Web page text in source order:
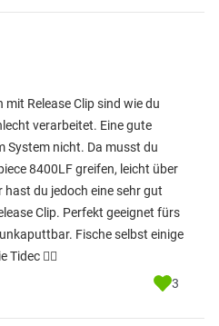
mit Release Clip sind wie du
verarbeitet. Eine gute
System nicht. Da musst du
8400LF greifen, leicht über
du jedoch eine sehr gut
Clip. Perfekt geeignet fürs
Fische selbst einige
Tidec ✌🏻
3